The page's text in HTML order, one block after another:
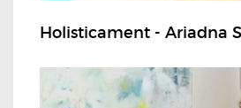
Holisticament - Ariadna